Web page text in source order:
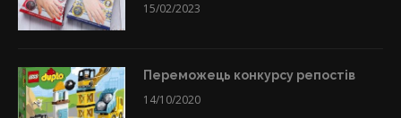
15/02/2023
Переможець конкурсу репостів
14/10/2020